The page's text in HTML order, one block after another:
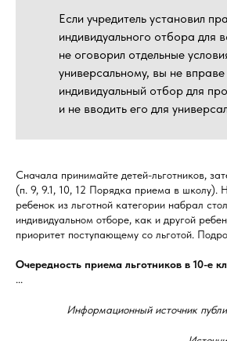
Если учредитель установил
индивидуального отбора для
не оговорил отдельные
универсальному, вы не
индивидуальный отбор для
и не вводить его для
Сначала принимайте детей-льготников,
(п. 9, 9.1, 10, 12 Порядка приема в школу).
ребенок из льготной категории набрал
индивидуальном отборе, как и другой
приоритет поступающему со льготой.
Очередность приема льготников в 10-е
...
Информационный источник